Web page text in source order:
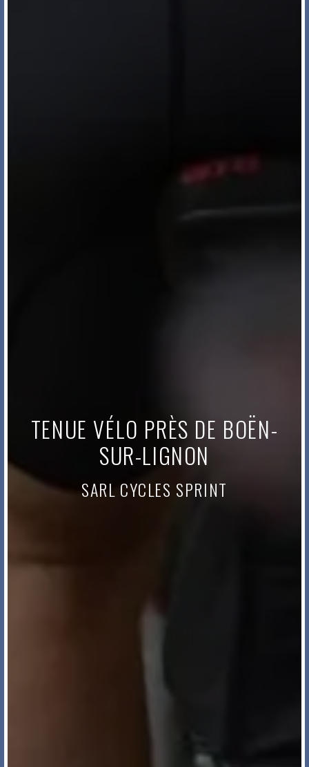
TENUE VÉLO PRÈS DE BOËN-
SUR-LIGNON
SARL CYCLES SPRINT